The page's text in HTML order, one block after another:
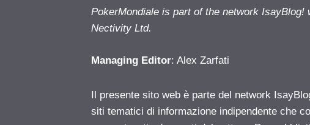
PokerMondiale is part of the network IsayBlog!
Nectivity Ltd.
Managing Editor: Alex Zarfati
Il presente sito web è parte del network
siti tematici di informazione indipendente che